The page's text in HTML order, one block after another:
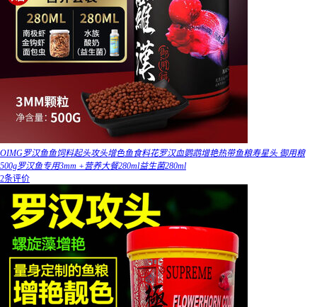
OIMG罗汉鱼鱼饲料起头攻头增色鱼食料花罗汉血鹦鹉增艳热带鱼粮寿星头 御用粮
500g罗汉鱼专用3mm +营养大餐280ml益生菌280ml
2条评价